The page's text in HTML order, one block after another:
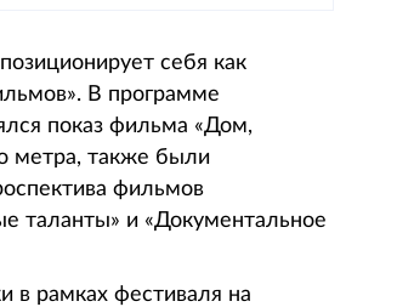
себя как
В программе
показ фильма «Дом,
метра, также были
фильмов
таланты» и «Документальное
в рамках фестиваля на